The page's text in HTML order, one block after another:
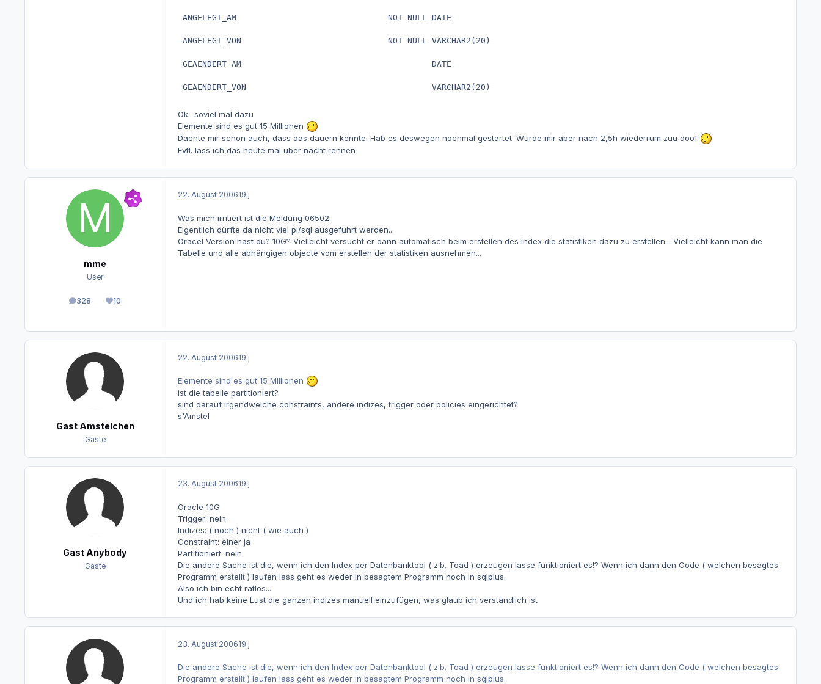
ANGELEGT_AM                               NOT NULL DATE
ANGELEGT_VON                              NOT NULL VARCHAR2(20)
GEAENDERT_AM                                       DATE
GEAENDERT_VON                                      VARCHAR2(20)
Ok.. soviel mal dazu
Elemente sind es gut 15 Millionen
Dachte mir schon auch, dass das dauern könnte. Hab es deswegen nochmal gestartet. Wurde mir aber nach 2,5h wiederrum zuu doof
Evtl. lass ich das heute mal über nacht rennen
mme
User
328
Beiträge 10
Reputation
22. August 200619 j
Was mich irritiert ist die Meldung 06502.
Eigentlich dürfte da nicht viel pl/sql ausgeführt werden...
Oracel Version hast du? 10G? Vielleicht versucht er dann automatisch beim erstellen des index die statistiken dazu zu erstellen... Vielleicht kann man die
Tabelle und alle abhängigen objecte vom erstellen der statistiken ausnehmen...
Gast Amstelchen
Gäste
22. August 200619 j
Elemente sind es gut 15 Millionen
ist die tabelle partitioniert?
sind darauf irgendwelche constraints, andere indizes, trigger oder policies eingerichtet?
s'Amstel
Gast Anybody
Gäste
23. August 200619 j
Oracle 10G
Trigger: nein
Indizes: ( noch ) nicht ( wie auch )
Constraint: einer ja
Partitioniert: nein
Die andere Sache ist die, wenn ich den Index per Datenbanktool ( z.b. Toad ) erzeugen lasse funktioniert es!? Wenn ich dann den Code ( welchen besagtes
Programm erstellt ) laufen lass geht es weder in besagtem Programm noch in sqlplus.
Also ich bin echt ratlos...
Und ich hab keine Lust die ganzen indizes manuell einzufügen, was glaub ich verständlich ist
23. August 200619 j
Die andere Sache ist die, wenn ich den Index per Datenbanktool ( z.b. Toad ) erzeugen lasse funktioniert es!? Wenn ich dann den Code ( welchen besagtes
Programm erstellt ) laufen lass geht es weder in besagtem Programm noch in sqlplus.